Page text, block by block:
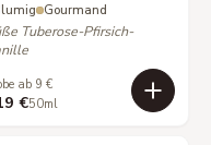
Gourmand
Tuberose-Pfirsich-
ab 9 €
€50ml